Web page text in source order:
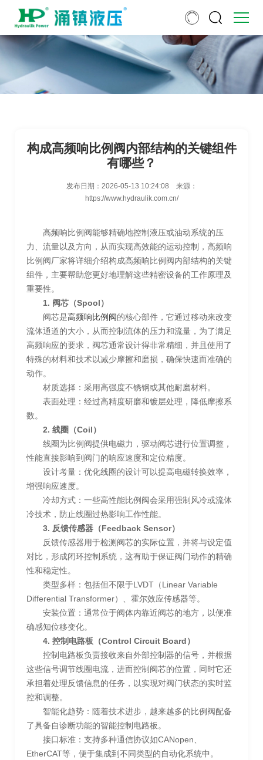
构成高频响比例阀内部结构的关键组件
有哪些？
发布日期： 2026-05-13 10:24:08
来源：
https://www.hydraulik.com.cn/
高频响比例阀能够精确地控制液压或油动系统的压
力、流量以及方向，从而实现高效能的运动控制，高频响
比例阀厂家将详细介绍构成高频响比例阀内部结构的关键
组件，主要帮助您更好地理解这些精密设备的工作原理及
重要性。
1. 阀芯（Spool）
阀芯是高频响比例阀的核心部件，它通过移动来改变
流体通道的大小，从而控制流体的压力和流量，为了满足
高频响应的要求，阀芯通常设计得非常精细，并且使用了
特殊的材料和技术以减少摩擦和磨损，确保快速而准确的
动作。
材质选择：采用高强度不锈钢或其他耐磨材料。
表面处理：经过高精度研磨和镀层处理，降低摩擦系
数。
2. 线圈（Coil）
线圈为比例阀提供电磁力，驱动阀芯进行位置调整，
性能直接影响到阀门的响应速度和定位精度。
设计考量：优化线圈的设计可以提高电磁转换效率，
增强响应速度。
冷却方式：一些高性能比例阀会采用强制风冷或流体
冷技术，防止线圈过热影响工作性能。
3. 反馈传感器（Feedback Sensor）
反馈传感器用于检测阀芯的实际位置，并将与设定值
对比，形成闭环控制系统，这有助于保证阀门动作的精确
性和稳定性。
类型多样：包括但不限于LVDT（Linear Variable
Differential Transformer）、霍尔效应传感器等。
安装位置：通常位于阀体内靠近阀芯的地方，以便准
确感知位移变化。
4. 控制电路板（Control Circuit Board）
控制电路板负责接收来自外部控制器的信号，并根据
这些信号调节线圈电流，进而控制阀芯的位置，同时它还
承担着处理反馈信息的任务，以实现对阀门状态的实时监
控和调整。
智能化趋势：随着技术进步，越来越多的比例阀配备
了具备自诊断功能的智能控制电路板。
接口标准：支持多种通信协议如CANopen、
EtherCAT等，便于集成到不同类型的自动化系统中。